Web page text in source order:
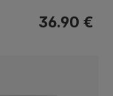
36.90 €